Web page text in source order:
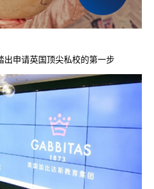
出申请英国顶尖私校的第一步